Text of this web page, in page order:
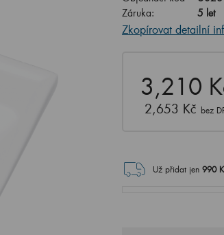
Záruka:
5 let
Zkopírovat detailní
3,210
2,653 Kč bez
Už přidat jen 990